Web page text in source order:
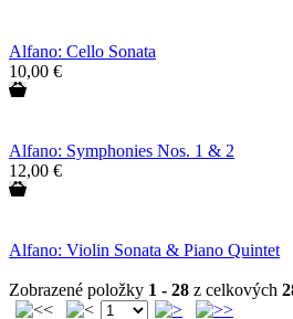
Alfano: Cello Sonata
10,00 €
Alfano: Symphonies Nos. 1 & 2
12,00 €
Alfano: Violin Sonata & Piano Quintet
Zobrazené položky 1 - 28 z celkových